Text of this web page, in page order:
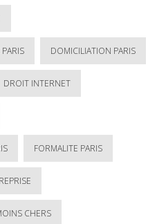
DOMICILIATION PARIS
DROIT INTERNET
FORMALITE PARIS
CHERS